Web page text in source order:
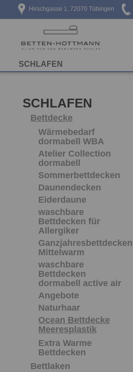
Hirschgasse 1, 72070 Tübingen
SCHLAFEN
SCHLAFEN
Bettdecke
Wärmebedarf
dormabell WBA
Atelier Collection
dormabell
Sommerbettdecken
Daunendecken
Eiderdaune
waschbare
Bettdecken für
Allergiker
Ganzjahresbettdecken
Mittelwarm
waschbare
Bettdecken
dormabell active air
Angebote
Naturhaar
Ocean Bettdecke
Meeresplastik
Extra Warme
Bettdecken
Bettlaken